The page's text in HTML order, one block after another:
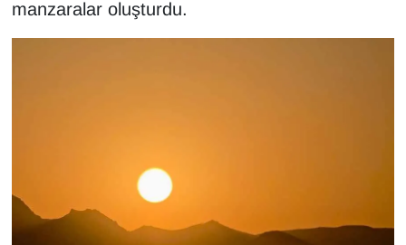
manzaralar oluşturdu.
Kültür & Sanat
ONE EKONOMİ